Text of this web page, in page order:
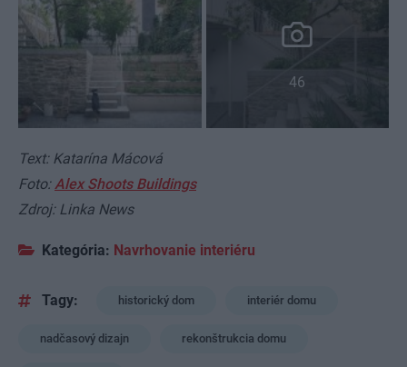
46
Text: Katarína Mácová
Foto:Alex Shoots Buildings
Zdroj: Linka News
Kategória: Navrhovanie interiéru
Tagy: historický dom interiér domu
nadčasový dizajn rekonštrukcia domu